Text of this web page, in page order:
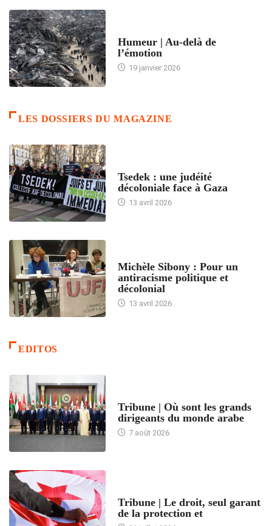
Humeur | Au-delà de
l’émotion
19 janvier 2026
LES DOSSIERS DU MAGAZINE
Tsedek : une judéité
décoloniale face à Gaza
13 avril 2026
Michèle Sibony : Pour un
antiracisme politique et
décolonial
13 avril 2026
EDITOS
Tribune | Où sont les grands
dirigeants du monde arabe
7 août 2026
Tribune | Le droit, seul garant
de la protection et